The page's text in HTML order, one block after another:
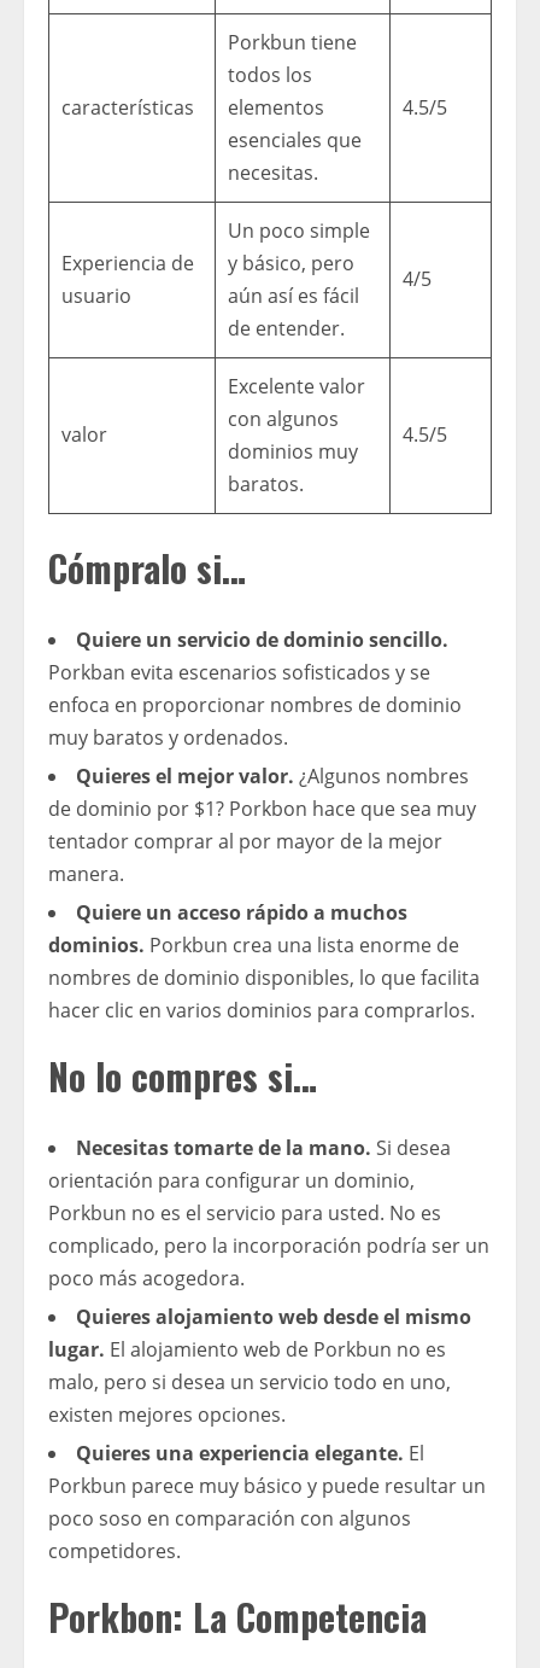
características
Porkbun tiene
todos los
elementos
esenciales que
necesitas.
4.5/5
Experiencia de
usuario
Un poco simple
y básico, pero
aún así es fácil
de entender.
4/5
valor
Excelente valor
con algunos
dominios muy
baratos.
4.5/5
Cómpralo si…
Quiere un servicio de dominio sencillo.
Porkban evita escenarios sofisticados y se
enfoca en proporcionar nombres de dominio
muy baratos y ordenados.
Quieres el mejor valor. ¿Algunos nombres
de dominio por $1? Porkbon hace que sea muy
tentador comprar al por mayor de la mejor
manera.
Quiere un acceso rápido a muchos
dominios. Porkbun crea una lista enorme de
nombres de dominio disponibles, lo que facilita
hacer clic en varios dominios para comprarlos.
No lo compres si…
Necesitas tomarte de la mano. Si desea
orientación para configurar un dominio,
Porkbun no es el servicio para usted. No es
complicado, pero la incorporación podría ser un
poco más acogedora.
Quieres alojamiento web desde el mismo
lugar. El alojamiento web de Porkbun no es
malo, pero si desea un servicio todo en uno,
existen mejores opciones.
Quieres una experiencia elegante. El
Porkbun parece muy básico y puede resultar un
poco soso en comparación con algunos
competidores.
Porkbon: La Competencia